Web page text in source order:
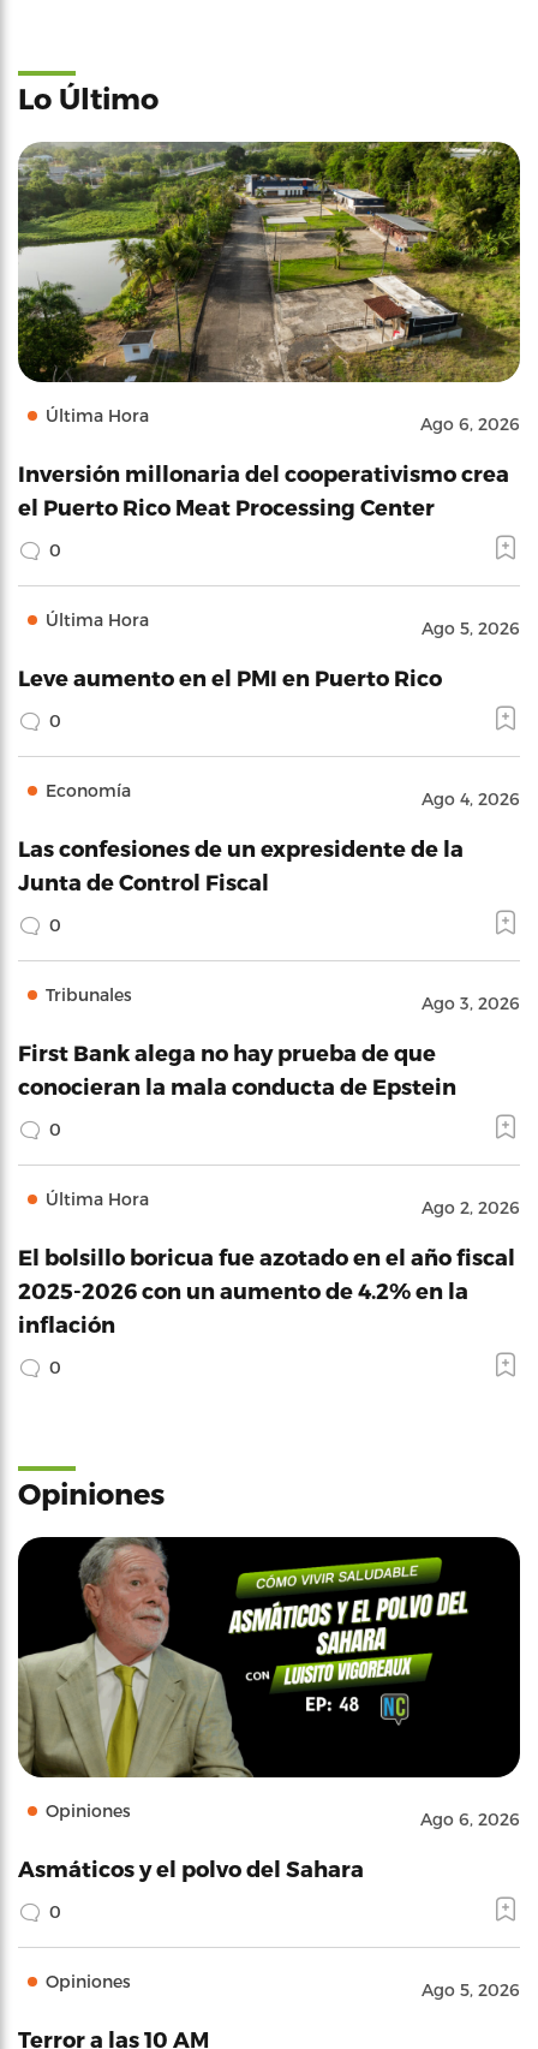
Lo Último
Última Hora Ago 6, 2026
Inversión millonaria del cooperativismo crea
el Puerto Rico Meat Processing Center
0
Última Hora Ago 5, 2026
Leve aumento en el PMI en Puerto Rico
0
Economía Ago 4, 2026
Las confesiones de un expresidente de la
Junta de Control Fiscal
0
Tribunales Ago 3, 2026
First Bank alega no hay prueba de que
conocieran la mala conducta de Epstein
0
Última Hora Ago 2, 2026
El bolsillo boricua fue azotado en el año fiscal
2025-2026 con un aumento de 4.2% en la
inflación
0
Opiniones
Opiniones Ago 6, 2026
Asmáticos y el polvo del Sahara
0
Opiniones Ago 5, 2026
Terror a las 10 AM